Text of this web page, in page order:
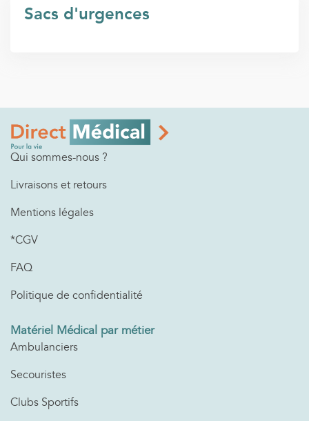
Sacs d'urgences
Qui sommes-nous ?
Livraisons et retours
Mentions légales
*CGV
FAQ
Politique de confidentialité
Matériel Médical par métier
Ambulanciers
Secouristes
Clubs Sportifs